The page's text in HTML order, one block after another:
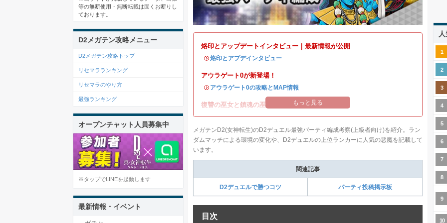
烙印とアップデートインタビュー｜最新情報が公開
・烙印とアプデインタビュー
アウラゲート0が新登場！
・ アウラゲート0の攻略とMAP情報
復讐の巫女と鎮魂の巫女イベント開催！
もっと見る
メガテンD2(女神転生)のD2デュエル最強パーティ編成考察(上級者向け)を紹介。ラン
ダムマッチによる環境の変化や、D2デュエルの上位ランカーに人気の悪魔を記載して
います。
関連記事
D2デュエルで勝つコツ パーティ投稿掲示板
目次
等の無断使用・無断転載は固くお断りし
ております。
D2メガテン攻略メニュー
D2メガテン攻略トップ
リセマラランキング
リセマラのやり方
最強ランキング
オープンチャット人員募集中
※タップでLINEを起動します
最新情報・イベント